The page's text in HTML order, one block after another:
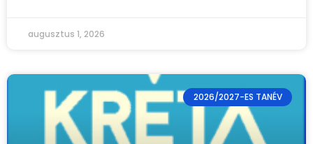
augusztus 1, 2026
2026/2027-ES TANÉV